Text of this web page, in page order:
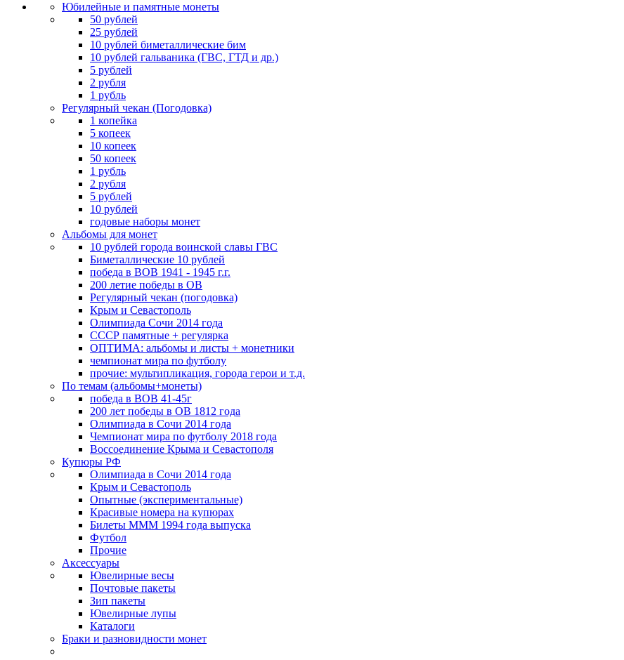
Юбилейные и памятные монеты
50 рублей
25 рублей
10 рублей биметаллические бим
10 рублей гальваника (ГВС, ГТД и др.)
5 рублей
2 рубля
1 рубль
Регулярный чекан (Погодовка)
1 копейка
5 копеек
10 копеек
50 копеек
1 рубль
2 рубля
5 рублей
10 рублей
годовые наборы монет
Альбомы для монет
10 рублей города воинской славы ГВС
Биметаллические 10 рублей
победа в ВОВ 1941 - 1945 г.г.
200 летие победы в ОВ
Регулярный чекан (погодовка)
Крым и Севастополь
Олимпиада Сочи 2014 года
СССР памятные + регулярка
ОПТИМА: альбомы и листы + монетники
чемпионат мира по футболу
прочие: мультипликация, города герои и т.д.
По темам (альбомы+монеты)
победа в ВОВ 41-45г
200 лет победы в ОВ 1812 года
Олимпиада в Сочи 2014 года
Чемпионат мира по футболу 2018 года
Воссоединение Крыма и Севастополя
Купюры РФ
Олимпиада в Сочи 2014 года
Крым и Севастополь
Опытные (экспериментальные)
Красивые номера на купюрах
Билеты МММ 1994 года выпуска
Футбол
Прочие
Аксессуары
Ювелирные весы
Почтовые пакеты
Зип пакеты
Ювелирные лупы
Каталоги
Браки и разновидности монет